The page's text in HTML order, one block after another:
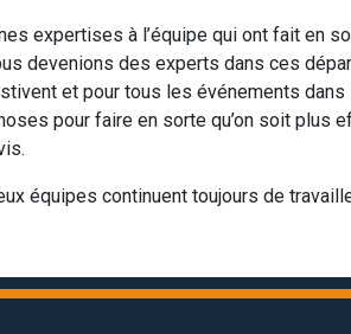
expertises à l’équipe qui ont fait en
devenions des experts dans ces
et pour tous les événements
pour faire en sorte qu’on soit plus
équipes continuent toujours de